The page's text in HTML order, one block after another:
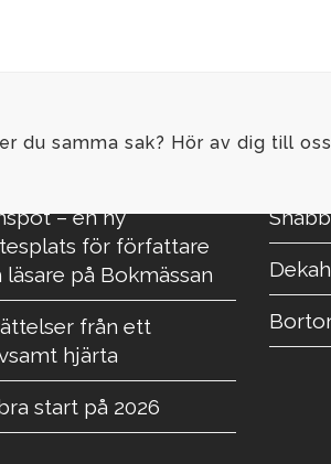
du samma sak? Hör av dig till
– en ny
för författare
läsare på Bokmässan
från ett
hjärta
start på 2026